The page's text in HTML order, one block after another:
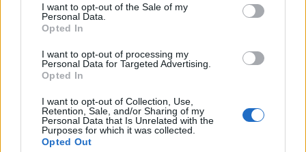
I want to opt-out of the Sale of my
Personal Data.
Opted In
I want to opt-out of processing my
Personal Data for Targeted Advertising.
Opted In
I want to opt-out of Collection, Use,
Retention, Sale, and/or Sharing of my
Personal Data that Is Unrelated with the
Purposes for which it was collected.
Opted Out
4. dzień
moonwalk